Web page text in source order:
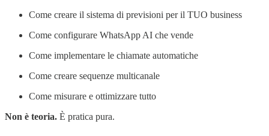
Come creare il sistema di previsioni per il TUO business
Come configurare WhatsApp AI che vende
Come implementare le chiamate automatiche
Come creare sequenze multicanale
Come misurare e ottimizzare tutto
Non è teoria. È pratica pura.